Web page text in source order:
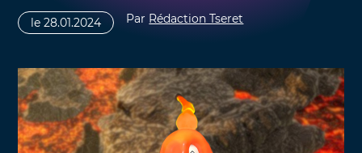
le 28.01.2024 Par Rédaction Tseret